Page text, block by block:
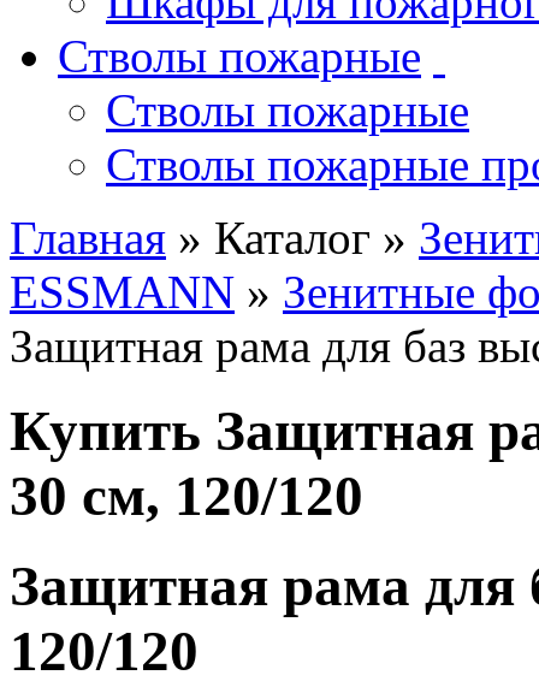
Стволы пожарные
Стволы пожарные
Стволы пожарные
Главная » Каталог »
ESSMANN » Зенитные
Защитная рама для баз
Купить Защитная
30 см, 120/120
Защитная рама для
120/120